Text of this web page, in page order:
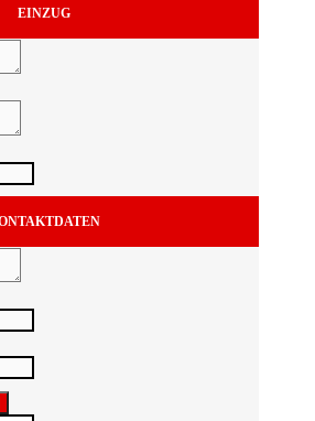
EINZUG